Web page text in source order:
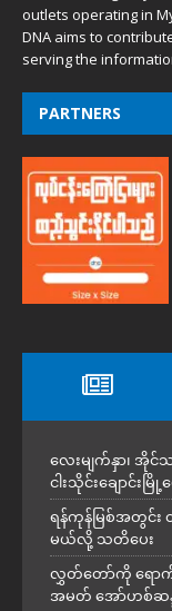
outlets operating in
DNA aims to
serving the
PARTNERS
လေးမျက်နှာ၊ အိုင်
ငါးသိုင်းချောင်းမ
ရန်ကုန်မြစ်အတွင်း
မယ်လို့ သတိပေး
လွှတ်တော်ကို ရော
အမတ် အော်ဟစ်ဆန္